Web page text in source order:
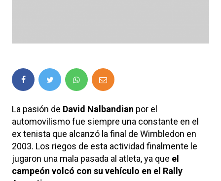
La pasión de David Nalbandian por el
automovilismo fue siempre una constante en el
ex tenista que alcanzó la final de Wimbledon en
2003. Los riegos de esta actividad finalmente le
jugaron una mala pasada al atleta, ya que el
campeón volcó con su vehículo en el Rally